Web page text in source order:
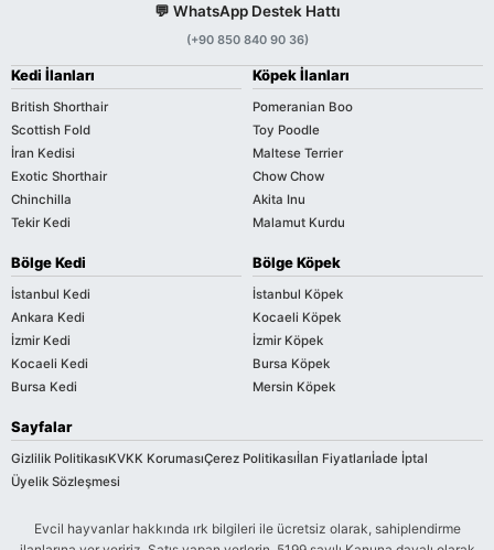
💬 WhatsApp Destek Hattı
(+90 850 840 90 36)
Kedi İlanları
British Shorthair
Scottish Fold
İran Kedisi
Exotic Shorthair
Chinchilla
Tekir Kedi
Köpek İlanları
Pomeranian Boo
Toy Poodle
Maltese Terrier
Chow Chow
Akita Inu
Malamut Kurdu
Bölge Kedi
İstanbul Kedi
Ankara Kedi
İzmir Kedi
Kocaeli Kedi
Bursa Kedi
Bölge Köpek
İstanbul Köpek
Kocaeli Köpek
İzmir Köpek
Bursa Köpek
Mersin Köpek
Sayfalar
Gizlilik PolitikasıKVKK KorumasıÇerez Politikasıİlan Fiyatlarıİade İptal
Üyelik Sözleşmesi
Evcil hayvanlar hakkında ırk bilgileri ile ücretsiz olarak, sahiplendirme